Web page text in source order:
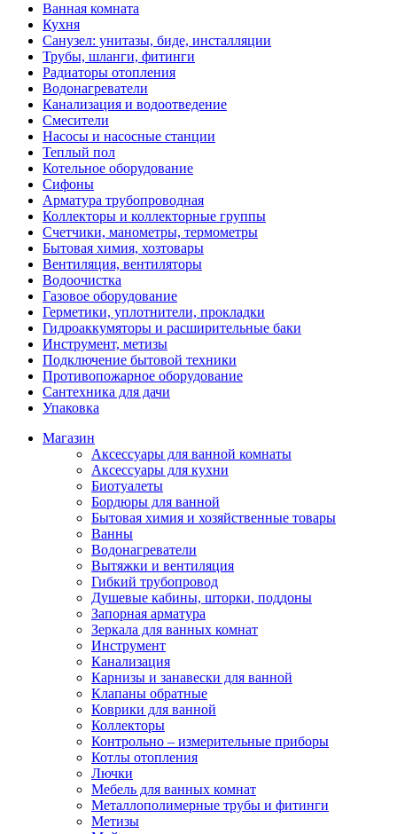
Ванная комната
Кухня
Санузел: унитазы, биде, инсталляции
Трубы, шланги, фитинги
Радиаторы отопления
Водонагреватели
Канализация и водоотведение
Смесители
Насосы и насосные станции
Теплый пол
Котельное оборудование
Сифоны
Арматура трубопроводная
Коллекторы и коллекторные группы
Счетчики, манометры, термометры
Бытовая химия, хозтовары
Вентиляция, вентиляторы
Водоочистка
Газовое оборудование
Герметики, уплотнители, прокладки
Гидроаккумяторы и расширительные баки
Инструмент, метизы
Подключение бытовой техники
Противопожарное оборудование
Сантехника для дачи
Упаковка
Магазин
Аксессуары для ванной комнаты
Аксессуары для кухни
Биотуалеты
Бордюры для ванной
Бытовая химия и хозяйственные товары
Ванны
Водонагреватели
Вытяжки и вентиляция
Гибкий трубопровод
Душевые кабины, шторки, поддоны
Запорная арматура
Зеркала для ванных комнат
Инструмент
Канализация
Карнизы и занавески для ванной
Клапаны обратные
Коврики для ванной
Коллекторы
Контрольно – измерительные приборы
Котлы отопления
Лючки
Мебель для ванных комнат
Металлополимерные трубы и фитинги
Метизы